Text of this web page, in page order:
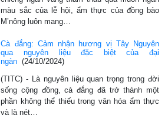
màu sắc của lễ hội, ẩm thực của đồng bào
M’nông luôn mang…
Cà đắng: Cảm nhận hương vị Tây Nguyên
qua nguyên liệu đặc biệt của đại
ngàn (24/10/2024)
(TITC) - Là nguyên liệu quan trọng trong đời
sống cộng đồng, cà đắng đã trở thành một
phần không thể thiếu trong văn hóa ẩm thực
và là nét…